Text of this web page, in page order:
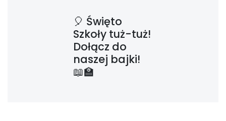
🎈 Święto
Szkoły tuż-tuż!
Dołącz do
naszej bajki!
📖🏫